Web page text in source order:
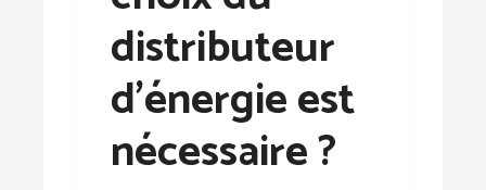
distributeur
d’énergie est
nécessaire ?